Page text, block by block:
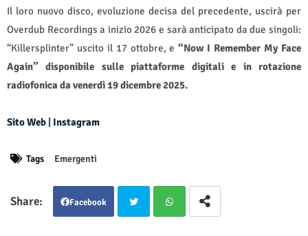
Il loro nuovo disco, evoluzione decisa del precedente, uscirà per
Overdub Recordings a inizio 2026 e sarà anticipato da due singoli:
“Killersplinter” uscito il 17 ottobre, e“Now I Remember My Face
Again” disponibile sulle piattaforme digitali e in rotazione
radiofonica da venerdì 19 dicembre 2025.
Sito Web Instagram
Tags Emergenti
Facebook